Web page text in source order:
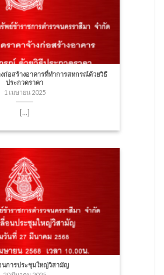
งก่อสร้างอาคารที่ทำการสหกรณ์ด้วยวิธี
ประกวดราคา
1 เมษายน 2025
[...]
นการประชุมใหญ่วิสามัญ